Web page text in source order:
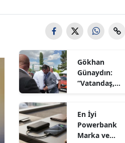
Gökhan
Günaydın:
“Vatandaş,
bir birliğin
peşinde”
En İyi
Powerbank
Marka ve